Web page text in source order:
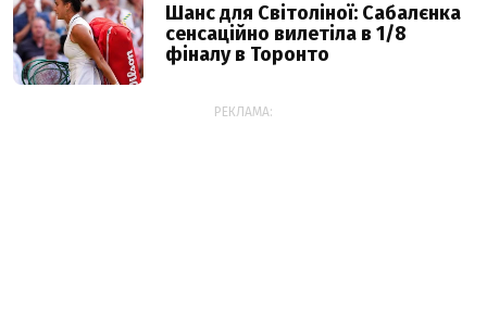
Шанс для Світоліної: Сабалєнка
сенсаційно вилетіла в 1/8
фіналу в Торонто
РЕКЛАМА: